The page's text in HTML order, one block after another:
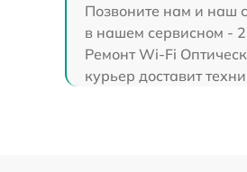
Позвоните нам и наш
в нашем сервисном -
Ремонт Wi-Fi
курьер доставит